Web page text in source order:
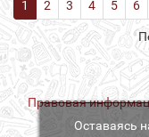
1 2 3 4 5 6
Правовая
Оставаясь